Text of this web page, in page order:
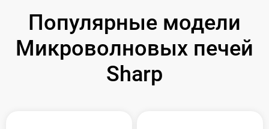
Популярные модели
Микроволновых печей
Sharp